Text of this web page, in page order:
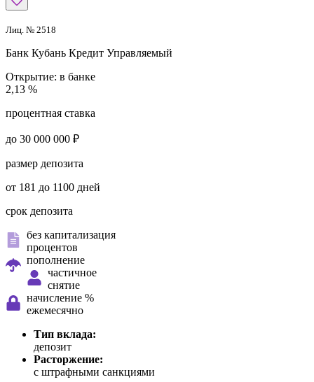
Лиц. № 2518
Банк Кубань Кредит Управляемый
Открытие: в банке
2,13 %
процентная ставка
до 30 000 000 ₽
размер депозита
от 181 до 1100 дней
срок депозита
без капитализация
процентов
пополнение
частичное
снятие
начисление %
ежемесячно
Тип вклада:
депозит
Расторжение:
с штрафными санкциями